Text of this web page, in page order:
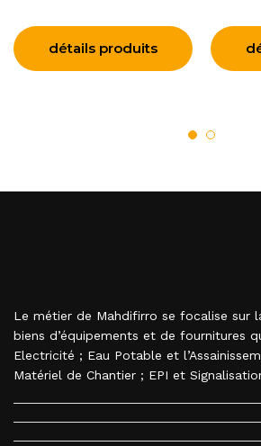
détails produits
Le métier de Mahdifirro se focalise sur
biens d’équipements et de fournitures
Electricité ; Eau Potable et
Matériel de Chantier ; EPI et